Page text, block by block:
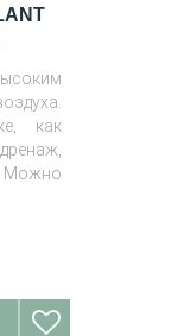
как
Можно